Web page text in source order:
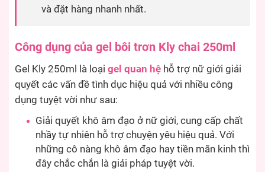
và đặt hàng nhanh nhất.
Công dụng của gel bôi trơn Kly chai 250ml
Gel Kly 250ml là loại gel quan hệ hỗ trợ nữ giới giải
quyết các vấn đề tình dục hiệu quả với nhiều công
dụng tuyệt vời như sau:
Giải quyết khô âm đạo ở nữ giới, cung cấp chất
nhầy tự nhiên hỗ trợ chuyện yêu hiệu quả. Với
những cô nàng khô âm đạo hay tiền mãn kinh thì
đây chắc chắn là giải pháp tuyệt vời.